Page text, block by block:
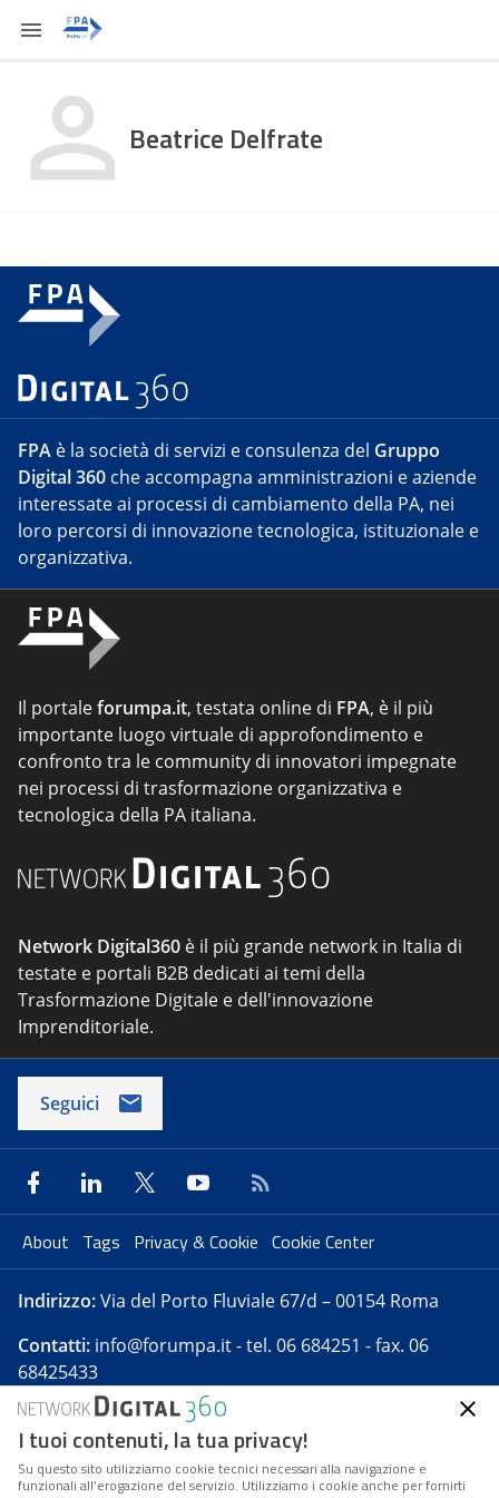
Beatrice Delfrate
FPA è la società di servizi e consulenza del Gruppo
Digital 360 che accompagna amministrazioni e aziende
interessate ai processi di cambiamento della PA, nei
loro percorsi di innovazione tecnologica, istituzionale e
organizzativa.
Il portaleforumpa.it, testata online di FPA, è il più
importante luogo virtuale di approfondimento e
confronto tra le community di innovatori impegnate
nei processi di trasformazione organizzativa e
tecnologica della PA italiana.
Network Digital360 è il più grande network in Italia di
testate e portali B2B dedicati ai temi della
Trasformazione Digitale e dell'innovazione
Imprenditoriale.
Seguici
About Tags Privacy & Cookie Cookie Center
Indirizzo:Via del Porto Fluviale 67/d – 00154 Roma
Contatti: info@forumpa.it- tel. 06 684251 - fax. 06
68425433
Forumpa.itè una pubblicazione telematica iscritta
presso Registro della stampa del Tribunale di Roma -
Reg. n. 182 del 2 maggio 2008 - Direttore resp. Michela
I tuoi contenuti, la tua privacy!
Su questo sito utilizziamo cookie tecnici necessari alla navigazione e
funzionali all’erogazione del servizio. Utilizziamo i cookie anche per fornirti